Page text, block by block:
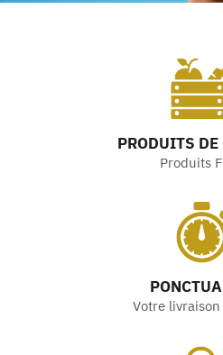
PRODUITS
Produits
Votre